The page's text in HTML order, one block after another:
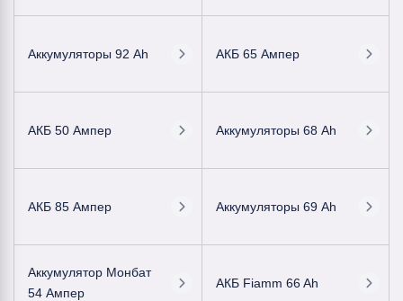
Аккумуляторы 92 Ah АКБ 65 Ампер
АКБ 50 Ампер Аккумуляторы 68 Ah
АКБ 85 Ампер Аккумуляторы 69 Ah
Аккумулятор Монбат
54 Ампер
АКБ Fiamm 66 Ah